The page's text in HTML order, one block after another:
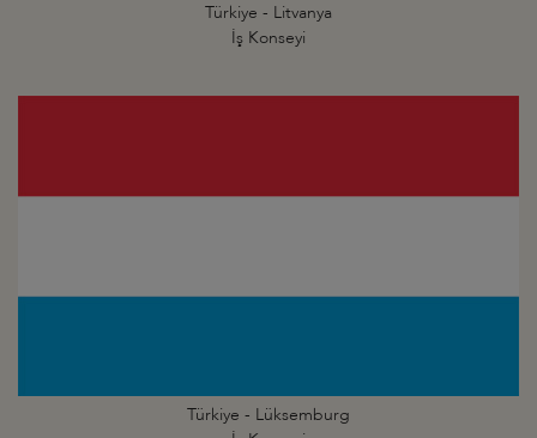
Türkiye - Litvanya
İş Konseyi
Türkiye - Lüksemburg